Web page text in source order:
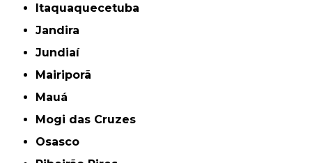
Itaquaquecetuba
Jandira
Jundiaí
Mairiporã
Mauá
Mogi das Cruzes
Osasco